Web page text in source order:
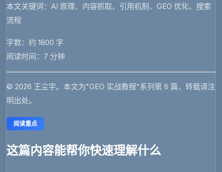
本文关键词：AI 原理、内容抓取、引用机制、GEO 优化、搜索
流程
字数：约 1800 字
阅读时间：7 分钟
© 2026 王尘宇。本文为"GEO 实战教程"系列第 6 篇，转载请注
明出处。
阅读重点
这篇内容能帮你快速理解什么